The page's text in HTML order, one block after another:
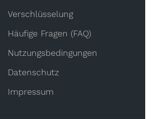
Verschlüsselung
Häufige Fragen (FAQ)
Nutzungsbedingungen
Datenschutz
Impressum